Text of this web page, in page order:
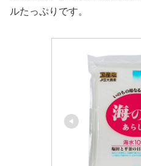
ルたっぷりです。